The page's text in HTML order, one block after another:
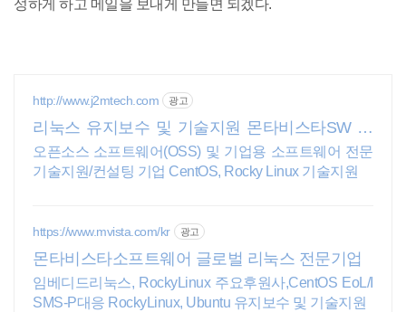
성하게 하고 메일을 보내게 만들면 되겠다.
http://www.j2mtech.com 광고
리눅스 유지보수 및 기술지원 몬타비스타SW 한
국 대리점
오픈소스 소프트웨어(OSS) 및 기업용 소프트웨어 전문
기술지원/컨설팅 기업 CentOS, Rocky Linux 기술지원
https://www.mvista.com/kr 광고
몬타비스타소프트웨어 글로벌 리눅스 전문기업
임베디드리눅스, RockyLinux 주요후원사,CentOS EoL/I
SMS-P대응 RockyLinux, Ubuntu 유지보수 및 기술지원